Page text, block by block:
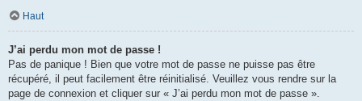
Haut
J’ai perdu mon mot de passe !
Pas de panique ! Bien que votre mot de passe ne puisse pas être
récupéré, il peut facilement être réinitialisé. Veuillez vous rendre sur la
page de connexion et cliquer sur « J’ai perdu mon mot de passe ».